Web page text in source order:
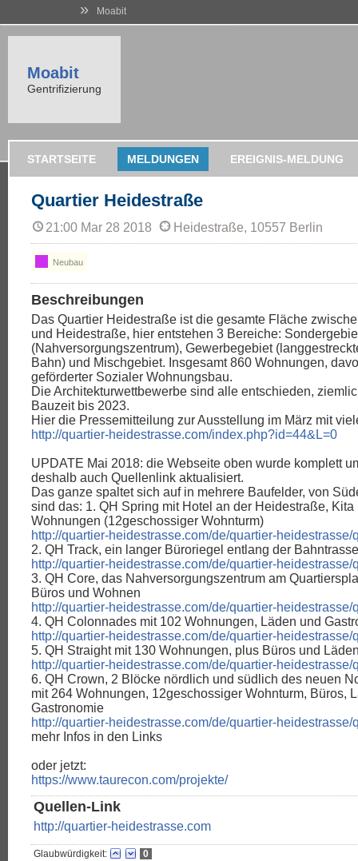
» Moabit
Moabit
Gentrifizierung
STARTSEITE MELDUNGEN EREIGNIS-MELDUNG
Quartier Heidestraße
21:00 Mar 28 2018 Heidestraße, 10557 Berlin
Neubau
Beschreibungen
Das Quartier Heidestraße ist die gesamte Fläche
und Heidestraße, hier entstehen 3 Bereiche:
(Nahversorgungszentrum), Gewerbegebiet
Bahn) und Mischgebiet. Insgesamt 860 Wohnungen,
geförderter Sozialer Wohnungsbau.
Die Architekturwettbewerbe sind alle entschieden,
Bauzeit bis 2023.
Hier die Pressemitteilung zur Ausstellung im März mit
http://quartier-heidestrasse.com/index.php?id=44&L=0
UPDATE Mai 2018: die Webseite oben wurde komplett
deshalb auch Quellenlink aktualisiert.
Das ganze spaltet sich auf in mehrere Baufelder, von
sind das: 1. QH Spring mit Hotel an der Heidestraße, Kita
Wohnungen (12geschossiger Wohnturm)
http://quartier-heidestrasse.com/de/quartier-heidestrasse/
2. QH Track, ein langer Büroriegel entlang der Bahntrasse
http://quartier-heidestrasse.com/de/quartier-heidestrasse/
3. QH Core, das Nahversorgungszentrum am
Büros und Wohnen
http://quartier-heidestrasse.com/de/quartier-heidestrasse/
4. QH Colonnades mit 102 Wohnungen, Läden und
http://quartier-heidestrasse.com/de/quartier-heidestrasse/
5. QH Straight mit 130 Wohnungen, plus Büros und
http://quartier-heidestrasse.com/de/quartier-heidestrasse/
6. QH Crown, 2 Blöcke nördlich und südlich des neuen
mit 264 Wohnungen, 12geschossiger Wohnturm, Büros,
Gastronomie
http://quartier-heidestrasse.com/de/quartier-heidestrasse/
mehr Infos in den Links
oder jetzt:
https://www.taurecon.com/projekte/
Quellen-Link
http://quartier-heidestrasse.com
Glaubwürdigkeit: 0